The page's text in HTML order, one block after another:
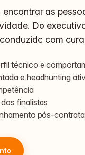
encontrar as
Do
com
técnico e
e headhunting
finalistas
pós-